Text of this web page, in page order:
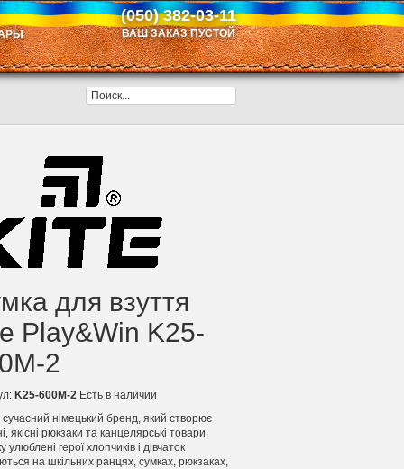
(050) 382-03-11
ВАШ ЗАКАЗ ПУСТОЙ
для взуття
Play&Win K25-
2
K25-600M-2 Есть в наличии
сучасний німецький бренд, який створює
якісні рюкзаки та канцелярські товари.
улюблені герої хлопчиків і дівчаток
на шкільних ранцях, сумках, рюкзаках,